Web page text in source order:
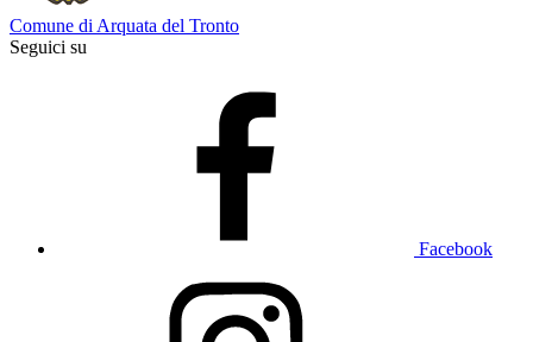
Comune di Arquata del Tronto
Seguici su
Facebook